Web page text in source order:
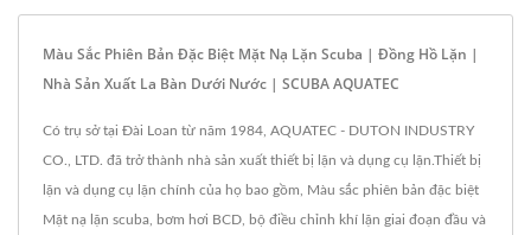
Màu Sắc Phiên Bản Đặc Biệt Mặt Nạ Lặn Scuba | Đồng Hồ Lặn |
Nhà Sản Xuất La Bàn Dưới Nước | SCUBA AQUATEC
Có trụ sở tại Đài Loan từ năm 1984, AQUATEC - DUTON INDUSTRY
CO., LTD. đã trở thành nhà sản xuất thiết bị lặn và dụng cụ lặn.Thiết bị
lặn và dụng cụ lặn chính của họ bao gồm, Màu sắc phiên bản đặc biệt
Mặt nạ lặn scuba, bơm hơi BCD, bộ điều chỉnh khí lặn giai đoạn đầu và